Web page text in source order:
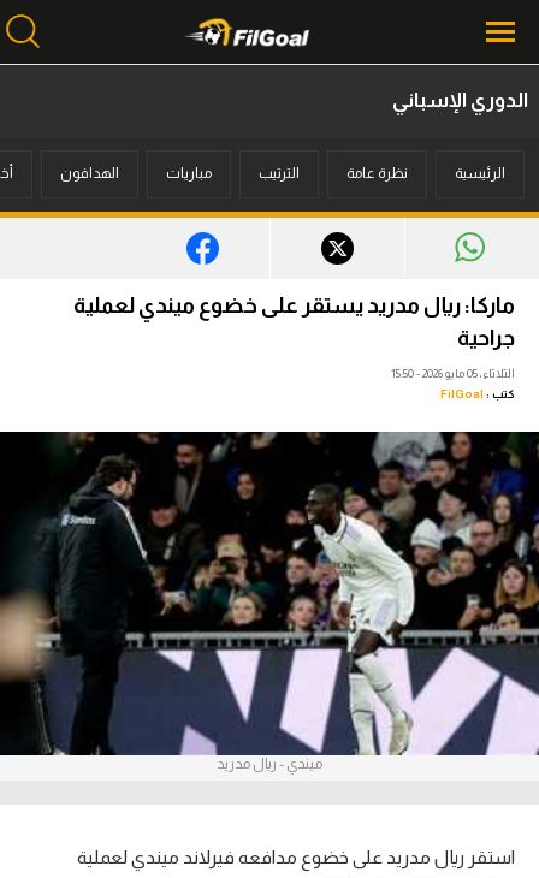
أخبار
ميركاتو
فانتازي في الجول
مسابقة التوقعات
فيديوهات
عدسات
آراء حرة
ركن الألعاب
بطولات
أمريكا 2026
الدوري الإنجليزي الممتاز
الدوري الإسباني
الرئيسية نظرة عامة الترتيب مباريات الهدافون
ماركا: ريال مدريد يستقر على خضوع ميندي لعملية
جراحية
الثلاثاء، 05 مايو 2026 - 15:50
كتب : FilGoal
ميندي - ريال مدريد
استقر ريال مدريد على خضوع مدافعه فيرلاند ميندي لعملية